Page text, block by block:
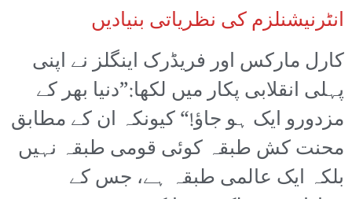
انٹرنیشنلزم کی نظریاتی بنیادیں
کارل مارکس اور فریڈرک اینگلز نے اپنی
پہلی انقلابی پکار میں لکھا:”دنیا بھر کے
مزدورو ایک ہو جاؤ!“ کیونکہ ان کے مطابق
محنت کش طبقہ کوئی قومی طبقہ نہیں
بلکہ ایک عالمی طبقہ ہے، جس کے